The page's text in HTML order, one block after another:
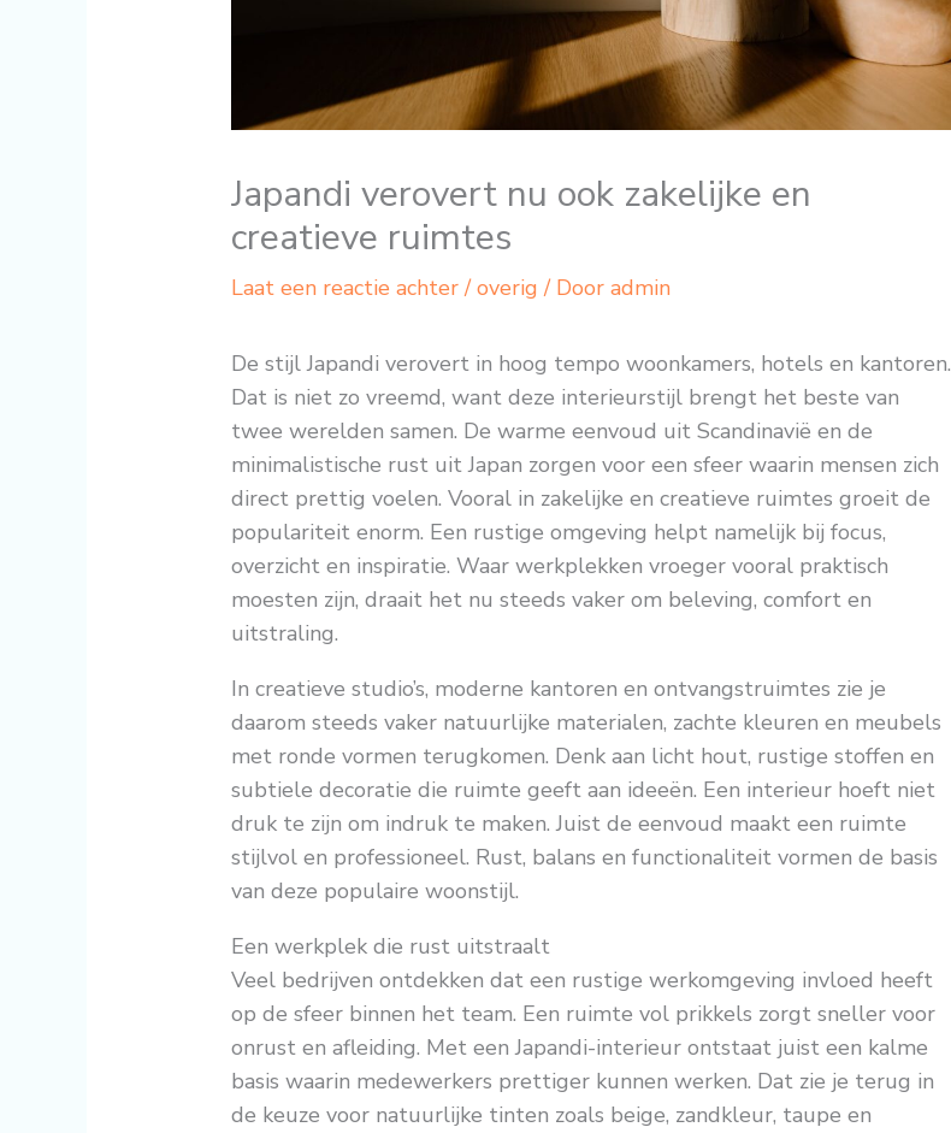
Japandi verovert nu ook zakelijke en
creatieve ruimtes
Laat een reactie achter /overig / Dooradmin
De stijl Japandi verovert in hoog tempo woonkamers, hotels en kantoren.
Dat is niet zo vreemd, want deze interieurstijl brengt het beste van
twee werelden samen. De warme eenvoud uit Scandinavië en de
minimalistische rust uit Japan zorgen voor een sfeer waarin mensen zich
direct prettig voelen. Vooral in zakelijke en creatieve ruimtes groeit de
populariteit enorm. Een rustige omgeving helpt namelijk bij focus,
overzicht en inspiratie. Waar werkplekken vroeger vooral praktisch
moesten zijn, draait het nu steeds vaker om beleving, comfort en
uitstraling.
In creatieve studio’s, moderne kantoren en ontvangstruimtes zie je
daarom steeds vaker natuurlijke materialen, zachte kleuren en meubels
met ronde vormen terugkomen. Denk aan licht hout, rustige stoffen en
subtiele decoratie die ruimte geeft aan ideeën. Een interieur hoeft niet
druk te zijn om indruk te maken. Juist de eenvoud maakt een ruimte
stijlvol en professioneel. Rust, balans en functionaliteit vormen de basis
van deze populaire woonstijl.
Een werkplek die rust uitstraalt
Veel bedrijven ontdekken dat een rustige werkomgeving invloed heeft
op de sfeer binnen het team. Een ruimte vol prikkels zorgt sneller voor
onrust en afleiding. Met een Japandi-interieur ontstaat juist een kalme
basis waarin medewerkers prettiger kunnen werken. Dat zie je terug in
de keuze voor natuurlijke tinten zoals beige, zandkleur, taupe en